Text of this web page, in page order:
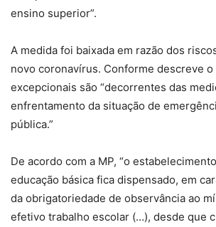
ensino superior”.
A medida foi baixada em razão dos
novo coronavírus. Conforme descreve o
excepcionais são “decorrentes das
enfrentamento da situação de
pública.”
De acordo com a MP, “o
educação básica fica dispensado, em
da obrigatoriedade de observância ao
efetivo trabalho escolar (…), desde que